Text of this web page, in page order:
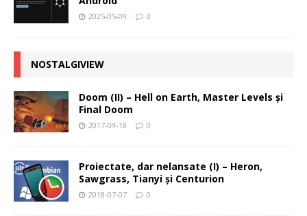
2025-05-09 0
NOSTALGIVIEW
Doom (II) – Hell on Earth, Master Levels şi
Final Doom
2017-09-18 0
Proiectate, dar nelansate (I) – Heron,
Sawgrass, Tianyi şi Centurion
2018-07-07 0